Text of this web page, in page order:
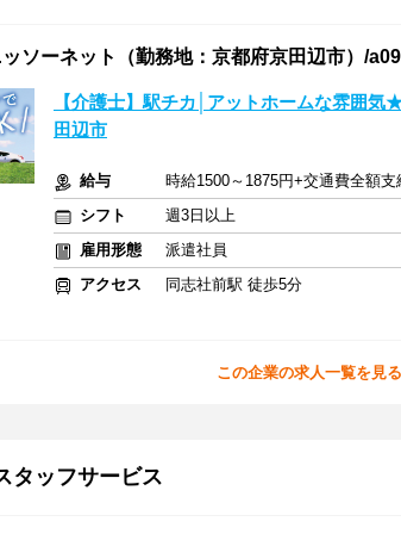
ソーネット（勤務地：京都府京田辺市）/
【介護士】駅チカ│アットホームな雰囲
田辺市
給与
時給1500～1875円+交通費全額支
シフト
週3日以上
雇用形態
派遣社員
アクセス
同志社前駅 徒歩5分
この企業の求人一覧を見る
タッフサービス